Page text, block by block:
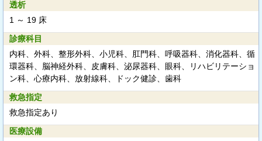
透析
1 ～ 19 床
診療科目
内科、外科、整形外科、小児科、肛門科、呼吸器科、消化器科、循
環器科、脳神経外科、皮膚科、泌尿器科、眼科、リハビリテーショ
ン科、心療内科、放射線科、ドック健診、歯科
救急指定
救急指定あり
医療設備